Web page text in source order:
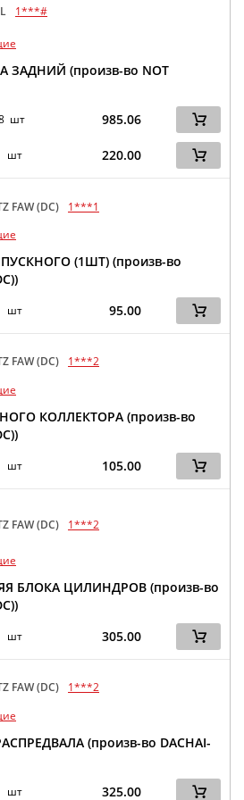
1***#
(произв-во NOT
шт 985.06
шт 220.00
FAW (DC)
1***1
(1ШТ) (произв-во
шт 95.00
FAW (DC)
1***2
КОЛЛЕКТОРА (произв-во
шт 105.00
FAW (DC) 1***2
БЛОКА ЦИЛИНДРОВ (произв-во
шт 305.00
FAW (DC)
1***2
(произв-во DACHAI-
шт 325.00